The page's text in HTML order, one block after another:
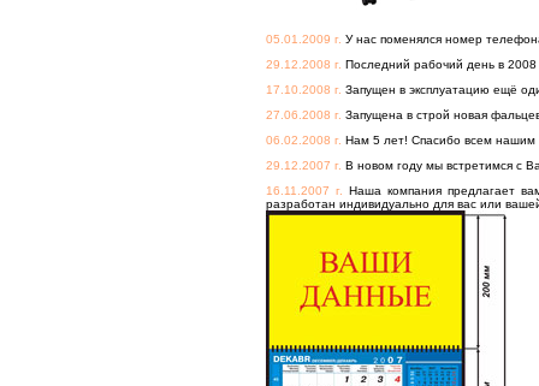
05.01.2009 г. У нас поменялся номер
29.12.2008 г. Последний рабочий день в
17.10.2008 г. Запущен в эксплуатацию ещё
27.06.2008 г. Запущена в строй новая
06.02.2008 г. Нам 5 лет! Спасибо всем нашим
29.12.2007 г. В новом году мы встретимся с
16.11.2007 г.
Наша компания предлагает
разработан индивидуально для вас или